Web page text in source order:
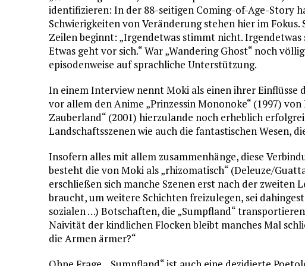
identifizieren: In der 88-seitigen Coming-of-Age-Story
Schwierigkeiten von Veränderung stehen hier im
Zeilen beginnt: „Irgendetwas stimmt nicht.
Etwas geht vor sich.“ War „Wandering Ghost“ noch
episodenweise auf sprachliche Unterstützung.
In einem Interview nennt Moki als einen ihrer Einflüsse
vor allem den Anime „Prinzessin Mononoke“ (1997)
Zauberland“ (2001) hierzulande noch erheblich
Landschaftsszenen wie auch die fantastischen Wesen,
Insofern alles mit allem zusammenhänge, diese
besteht die von Moki als „rhizomatisch“ (Deleuze/
erschließen sich manche Szenen erst nach der zweiten
braucht, um weitere Schichten freizulegen, sei
sozialen …) Botschaften, die „Sumpfland“
Naivität der kindlichen Flocken bleibt manches Mal
die Armen ärmer?“